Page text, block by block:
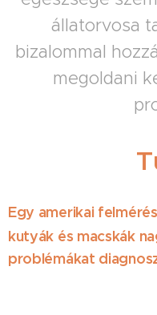
állatorvosa
bizalommal
megoldani
Egy amerikai
kutyák és macskák
problémákat